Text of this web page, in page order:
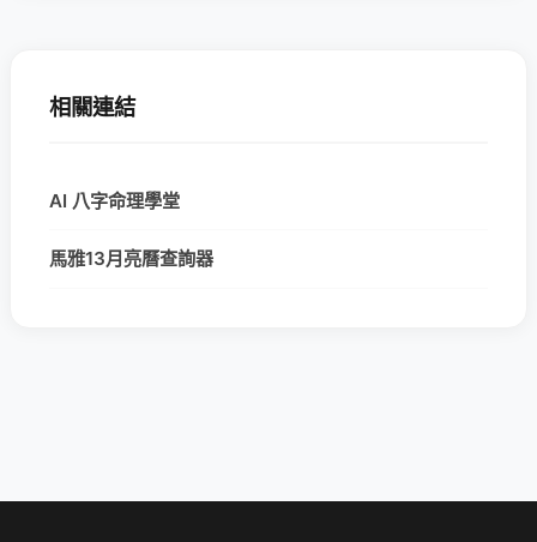
相關連結
AI 八字命理學堂
馬雅13月亮曆查詢器